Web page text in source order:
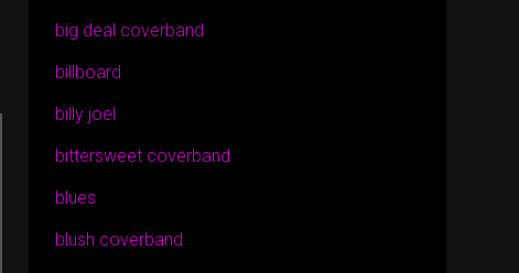
big deal coverband
billboard
billy joel
bittersweet coverband
blues
blush coverband